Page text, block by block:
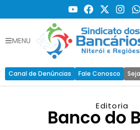
MENU
Canal de Denúncias Fale Conosco
Editoria
Banco do